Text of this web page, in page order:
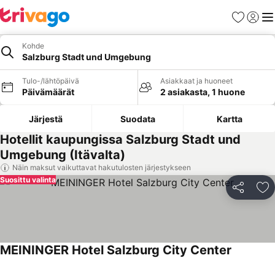
Suosikit
Kohde
Salzburg Stadt und Umgebung
Tulo-/lähtöpäivä
Päivämäärät
Asiakkaat ja huoneet
2 asiakasta, 1 huone
Järjestä Suodata Kartta
Hotellit kaupungissa Salzburg Stadt und
Umgebung (Itävalta)
Näin maksut vaikuttavat hakutulosten järjestykseen
Jaa
Suosittu valinta
MEININGER Hotel Salzburg City Center